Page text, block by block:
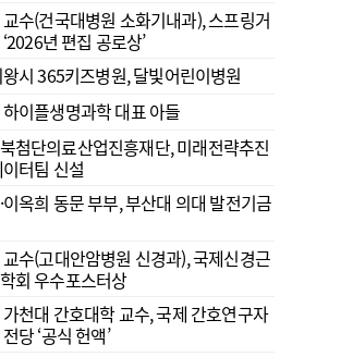
수(건국대병원 소화기내과), 스프링거
년 편집 공로상’
시 365키즈병원, 달빛어린이병원
이플생명과학 대표 아들
첨단의료산업진흥재단, 미래전략추진
이터팀 신설
이옥희 동문 부부, 부산대 의대 발전기금
수(고대안암병원 신경과), 국제신경근
회 우수포스터상
천대 간호대학 교수, 국제 간호연구자
당 ‘공식 헌액’